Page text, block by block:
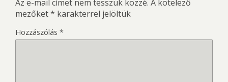
Az e-mail címet nem tesszük közzé. A kötelező
mezőket* karakterrel jelöltük
Hozzászólás *